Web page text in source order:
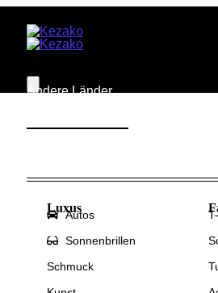
Andere Länder
Luxus
Autos
Sonnenbrillen
Schmuck